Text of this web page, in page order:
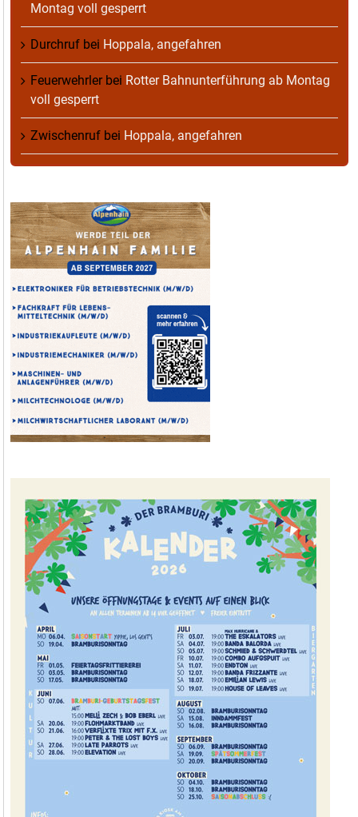
Montag voll gesperrt
Durchruf bei Hoppala, angefahren
Feuerwehrlerbei Rotter Bahnunterführung ab Montag
voll gesperrt
Zwischenruf bei Hoppala, angefahren